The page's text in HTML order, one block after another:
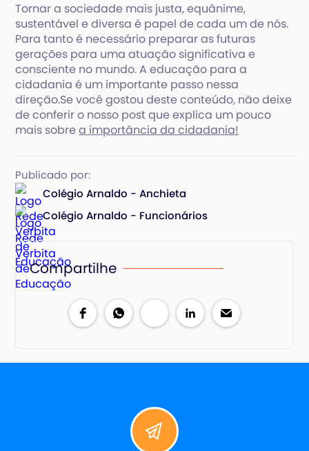
Tornar a sociedade mais justa, equânime,
sustentável e diversa é papel de cada um de nós.
Para tanto é necessário preparar as futuras
gerações para uma atuação significativa e
consciente no mundo. A educação para a
cidadania é um importante passo nessa
direção.Se você gostou deste conteúdo, não deixe
de conferir o nosso post que explica um pouco
mais sobrea importância da cidadania!
Publicado por:
Colégio Arnaldo - Anchieta
Colégio Arnaldo - Funcionários
Compartilhe